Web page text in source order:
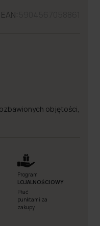
EAN:
objętości,
Program
LOJALNOŚCIOWY
Płać
punktami za
zakupy